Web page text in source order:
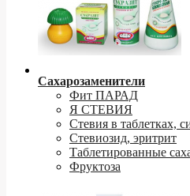
Сахарозаменители
Фит ПАРАД
Я СТЕВИЯ
Стевия в таблетках,
Стевиозид, эритрит
Таблетированные
Фруктоза